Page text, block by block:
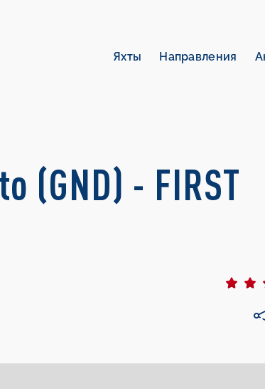
Яхты Направления
(GND) - FIRST